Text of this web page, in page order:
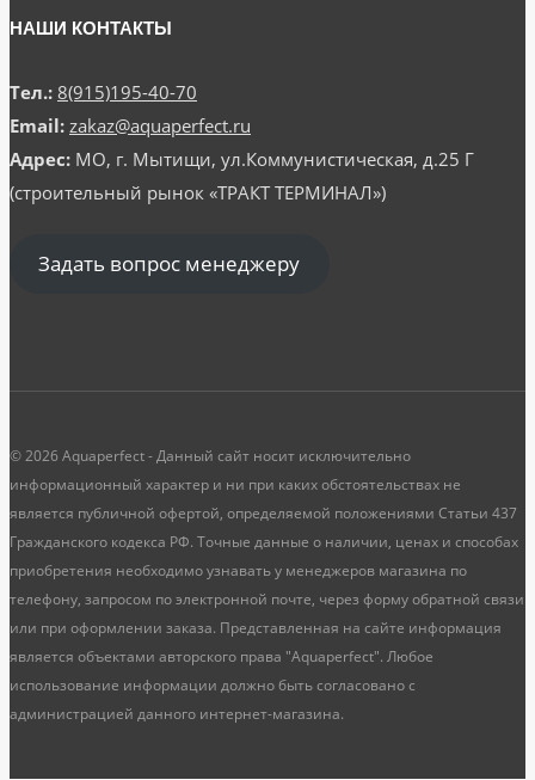
НАШИ КОНТАКТЫ
Тел.: 8(915)195-40-70
Email: zakaz@aquaperfect.ru
Адрес: МО, г. Мытищи, ул.Коммунистическая, д.25 Г
(строительный рынок «ТРАКТ ТЕРМИНАЛ»)
Задать вопрос менеджеру
© 2026 Aquaperfect - Данный сайт носит исключительно
информационный характер и ни при каких обстоятельствах не
является публичной офертой, определяемой положениями Статьи 437
Гражданского кодекса РФ. Точные данные о наличии, ценах и способах
приобретения необходимо узнавать у менеджеров магазина по
телефону, запросом по электронной почте, через форму обратной связи
или при оформлении заказа. Представленная на сайте информация
является объектами авторского права "Aquaperfect". Любое
использование информации должно быть согласовано с
администрацией данного интернет-магазина.